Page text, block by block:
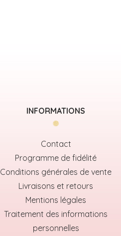
INFORMATIONS
Contact
Programme de fidélité
Conditions générales de vente
Livraisons et retours
Mentions légales
Traitement des informations
personnelles